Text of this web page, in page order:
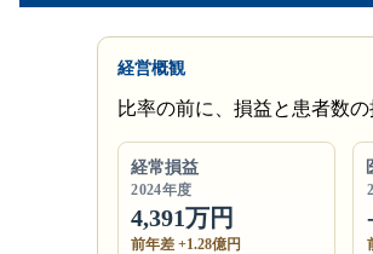
経営概観
比率の前に、損益と患者数
経常損益
2024年度
4,391万円
前年差 +1.28億円